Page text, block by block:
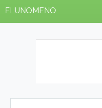
FLUNOMENO